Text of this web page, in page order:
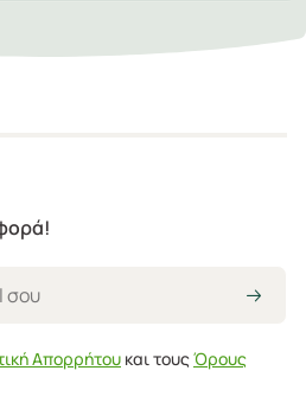
Απορρήτου και τουςΌρους